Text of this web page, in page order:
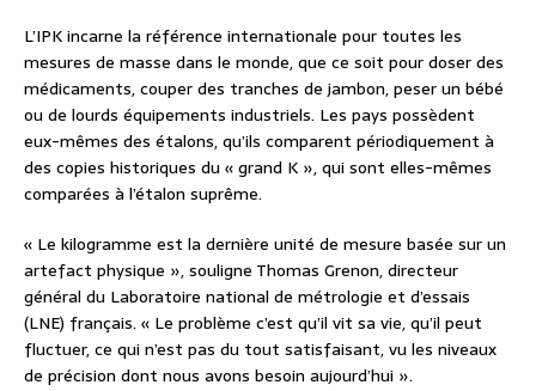
L’IPK incarne la référence internationale pour toutes les
mesures de masse dans le monde, que ce soit pour doser des
médicaments, couper des tranches de jambon, peser un bébé
ou de lourds équipements industriels. Les pays possèdent
eux-mêmes des étalons, qu’ils comparent périodiquement à
des copies historiques du « grand K », qui sont elles-mêmes
comparées à l’étalon suprême.
« Le kilogramme est la dernière unité de mesure basée sur un
artefact physique », souligne Thomas Grenon, directeur
général du Laboratoire national de métrologie et d’essais
(LNE) français. « Le problème c’est qu’il vit sa vie, qu’il peut
fluctuer, ce qui n’est pas du tout satisfaisant, vu les niveaux
de précision dont nous avons besoin aujourd’hui ».